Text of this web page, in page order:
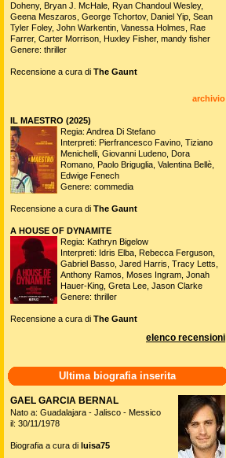
Doheny, Bryan J. McHale, Ryan Chandoul Wesley,
Geena Meszaros, George Tchortov, Daniel Yip, Sean
Tyler Foley, John Warkentin, Vanessa Holmes, Rae
Farrer, Carter Morrison, Huxley Fisher, mandy fisher
Genere: thriller
Recensione a cura di The Gaunt
archivio
IL MAESTRO (2025)
Regia: Andrea Di Stefano
Interpreti: Pierfrancesco Favino, Tiziano
Menichelli, Giovanni Ludeno, Dora
Romano, Paolo Briguglia, Valentina Bellè,
Edwige Fenech
Genere: commedia
Recensione a cura di The Gaunt
A HOUSE OF DYNAMITE
Regia: Kathryn Bigelow
Interpreti: Idris Elba, Rebecca Ferguson,
Gabriel Basso, Jared Harris, Tracy Letts,
Anthony Ramos, Moses Ingram, Jonah
Hauer-King, Greta Lee, Jason Clarke
Genere: thriller
Recensione a cura di The Gaunt
elenco recensioni
Ultima biografia inserita
GAEL GARCIA BERNAL
Nato a: Guadalajara - Jalisco - Messico
il: 30/11/1978
Biografia a cura di luisa75